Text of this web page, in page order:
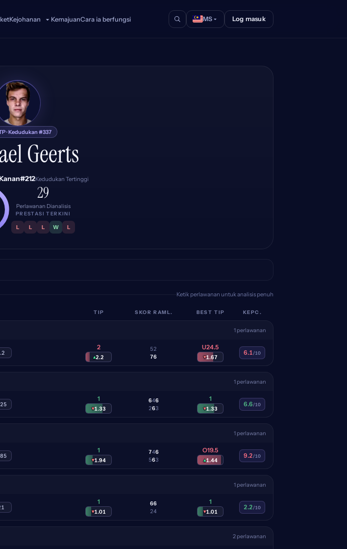
Kejohanan KemajuanCara ia berfungsi MS Log masuk
MG
· Kedudukan #337
Geerts
#212Kedudukan Tertinggi
29
Perlawanan Dianalisis
PRESTASI TERKINI
L L L W L
Ketik perlawanan untuk analisis penuh
TIP SKOR RAML. BEST TIP KEPC.
1 perlawanan
2
▴2.2
5
7
2
6
U24.5
▾1.67
6.1/10
1 perlawanan
1
▾1.33
6
2
4
6
6
3
1
▾1.33
6.6/10
1 perlawanan
1
▾1.94
7
5
4
6
6
3
O19.5
▴1.44
9.2/10
1 perlawanan
1
▾1.01
6
2
6
4
1
▾1.01
2.2/10
2 perlawanan